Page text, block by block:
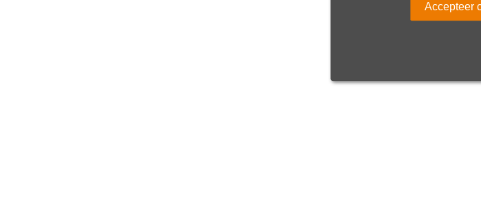
Accepteer